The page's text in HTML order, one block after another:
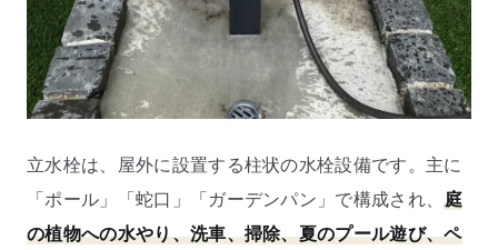
立水栓は、屋外に設置する柱状の水栓設備です。主に
「ポール」「蛇口」「ガーデンパン」で構成され、庭
の植物への水やり、洗車、掃除、夏のプール遊び、ペ